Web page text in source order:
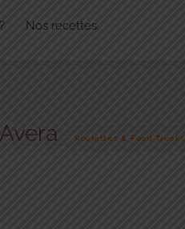
Nos recettes
Roulottes & Food Trucks